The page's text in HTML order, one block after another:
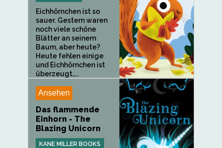
Eichhörnchen ist so
sauer. Gestern waren
noch viele schöne
Blätter an seinem
Baum, aber heute?
Heute fehlen einige
und Eichhörnchen ist
überzeugt,...
Ansehen
Das flammende
Einhorn - The
Blazing Unicorn
KANE MILLER BOOKS